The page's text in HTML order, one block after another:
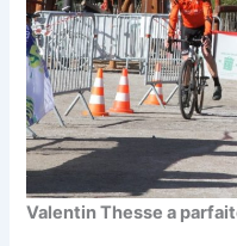
Valentin Thesse a